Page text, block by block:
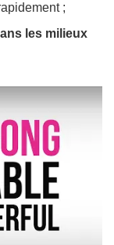
;
les milieux